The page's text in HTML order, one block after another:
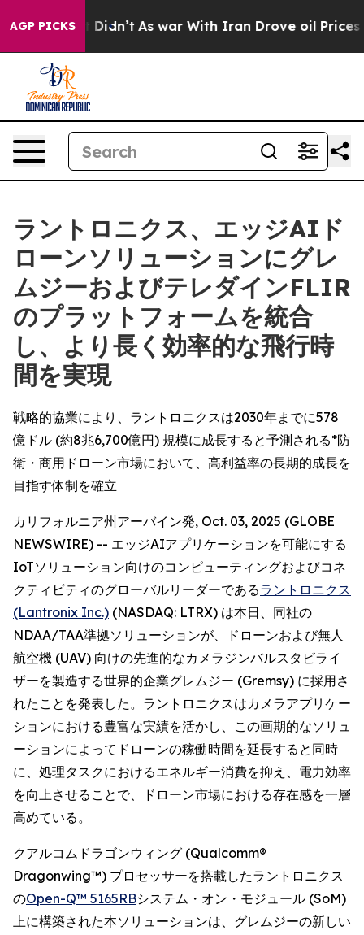
AGP PICKS
it Didn’t As war With Iran Drove oil Prices Higher,
ラントロニクス、エッジAIド
ローンソリューションにグレ
ムジーおよびテレダインFLIR
のプラットフォームを統合
し、より長く効率的な飛行時
間を実現
戦略的協業により、ラントロニクスは2030年までに578
億ドル (約8兆6,700億円) 規模に成長すると予測される*防
衛・商用ドローン市場において、高利益率の長期的成長を
目指す体制を確立
カリフォルニア州アーバイン発, Oct. 03, 2025 (GLOBE
NEWSWIRE) -- エッジAIアプリケーションを可能にする
IoTソリューション向けのコンピューティングおよびコネ
クティビティのグローバルリーダーであるラントロニクス
(Lantronix Inc.) (NASDAQ: LTRX) は本日、同社の
NDAA/TAA準拠ソリューションが、ドローンおよび無人
航空機 (UAV) 向けの先進的なカメラジンバルスタビライ
ザーを製造する世界的企業グレムジー (Gremsy) に採用さ
れたことを発表した。ラントロニクスはカメラアプリケー
ションにおける豊富な実績を活かし、この画期的なソリュ
ーションによってドローンの稼働時間を延長すると同時
に、処理タスクにおけるエネルギー消費を抑え、電力効率
を向上させることで、ドローン市場における存在感を一層
高めている。
クアルコムドラゴンウィング (Qualcomm®
Dragonwing™) プロセッサーを搭載したラントロニクス
のOpen-Q™ 5165RBシステム・オン・モジュール (SoM)
上に構築された本ソリューションは、グレムジーの新しい